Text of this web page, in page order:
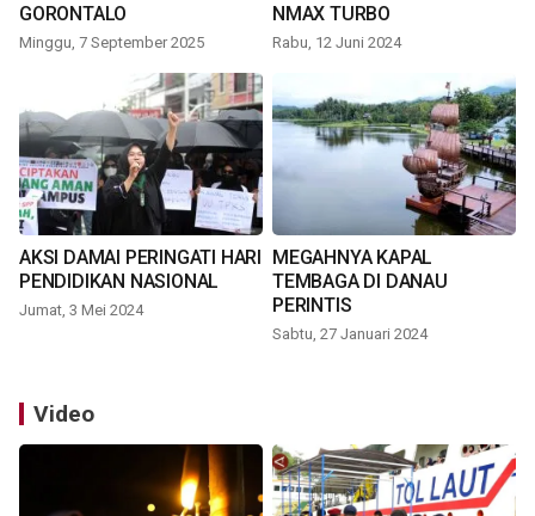
GORONTALO
Minggu, 7 September 2025
NMAX TURBO
Rabu, 12 Juni 2024
AKSI DAMAI PERINGATI HARI
PENDIDIKAN NASIONAL
Jumat, 3 Mei 2024
MEGAHNYA KAPAL
TEMBAGA DI DANAU
PERINTIS
Sabtu, 27 Januari 2024
Video